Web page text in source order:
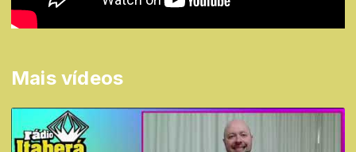
Mais vídeos